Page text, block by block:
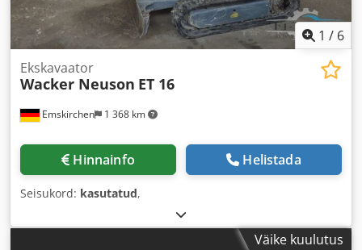
1 / 6
Emskirchen 1 368 km
Ekskavaator
Wacker Neuson ET 16
Hinnainfo Helistada
Seisukord: kasutatud,
Väike kuulutus